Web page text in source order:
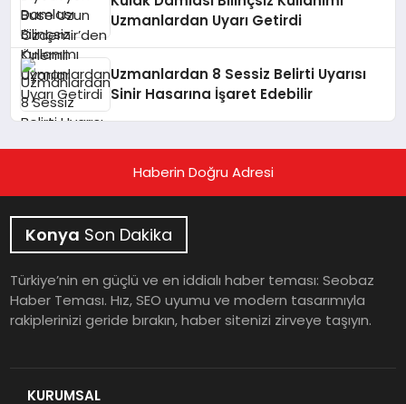
Uzmanlardan Uyarı Getirdi
Uzmanlardan 8 Sessiz Belirti Uyarısı
Sinir Hasarına İşaret Edebilir
Haberin Doğru Adresi
Konya Son Dakika
Türkiye’nin en güçlü ve en iddialı haber teması: Seobaz
Haber Teması. Hız, SEO uyumu ve modern tasarımıyla
rakiplerinizi geride bırakın, haber sitenizi zirveye taşıyın.
KURUMSAL